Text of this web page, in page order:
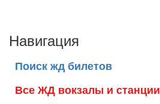
Навигация
Поиск жд билетов
Все ЖД вокзалы и станции